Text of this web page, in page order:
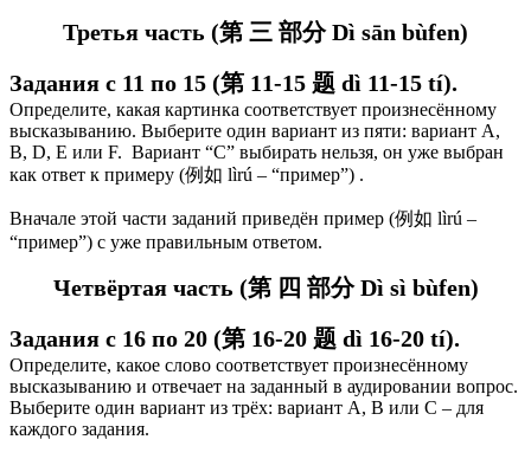
Третья часть (第 三 部分 Dì sān bùfen)
Задания с 11 по 15 (第 11-15 题 dì 11-15 tí).
Определите, какая картинка соответствует произнесённому
высказыванию. Выберите один вариант из пяти: вариант А,
В, D, E или F. Вариант “С” выбирать нельзя, он уже выбран
как ответ к примеру (例如 lìrú – “пример”) .
Вначале этой части заданий приведён пример (例如 lìrú –
“пример”) с уже правильным ответом.
Четвёртая часть (第 四 部分 Dì sì bùfen)
Задания с 16 по 20 (第 16-20 题 dì 16-20 tí).
Определите, какое слово соответствует произнесённому
высказыванию и отвечает на заданный в аудировании вопрос.
Выберите один вариант из трёх: вариант А, В или С – для
каждого задания.